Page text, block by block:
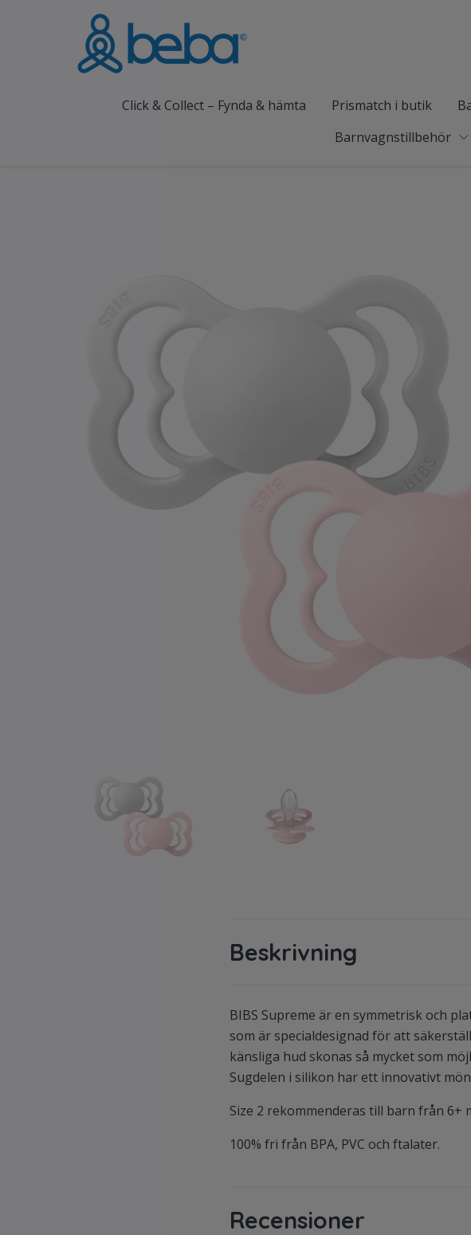
Click & Collect – Fynda & hämta Prismatch i butik
Barnvagnstillbehör
Beskrivning
BIBS Supreme är en symmetrisk och
som är specialdesignad för att
känsliga hud skonas så mycket som
Sugdelen i silikon har ett innovativt
Size 2 rekommenderas till barn från 6+
100% fri från BPA, PVC och ftalater.
Recensioner